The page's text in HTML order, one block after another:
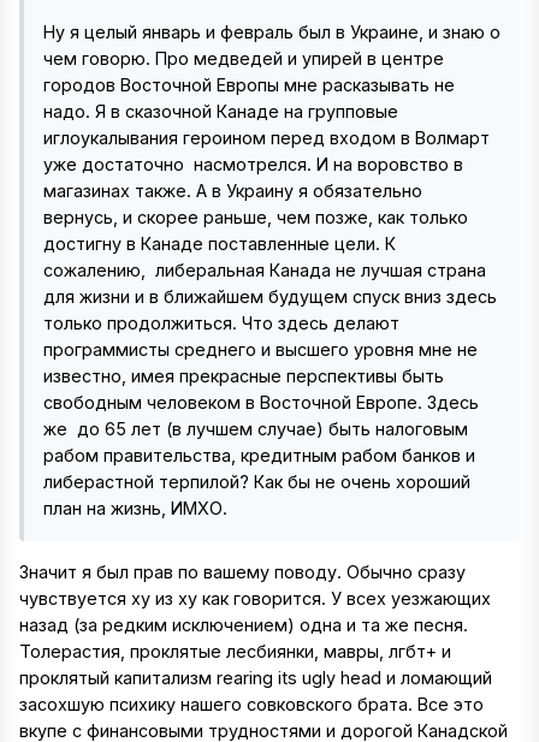
Ну я целый январь и февраль был в Украине, и знаю о
чем говорю. Про медведей и упирей в центре
городов Восточной Европы мне расказывать не
надо. Я в сказочной Канаде на групповые
иглоукалывания героином перед входом в Волмарт
уже достаточно насмотрелся. И на воровство в
магазинах также. А в Украину я обязательно
вернусь, и скорее раньше, чем позже, как только
достигну в Канаде поставленные цели. К
сожалению, либеральная Канада не лучшая страна
для жизни и в ближайшем будущем спуск вниз здесь
только продолжиться. Что здесь делают
программисты среднего и высшего уровня мне не
известно, имея прекрасные перспективы быть
свободным человеком в Восточной Европе. Здесь
же до 65 лет (в лучшем случае) быть налоговым
рабом правительства, кредитным рабом банков и
либерастной терпилой? Как бы не очень хороший
план на жизнь, ИМХО.
Значит я был прав по вашему поводу. Обычно сразу
чувствуется ху из ху как говорится. У всех уезжающих
назад (за редким исключением) одна и та же песня.
Толерастия, проклятые лесбиянки, мавры, лгбт+ и
проклятый капитализм rearing its ugly head и ломающий
засохшую психику нашего совковского брата. Все это
вкупе с финансовыми трудностями и дорогой Канадской